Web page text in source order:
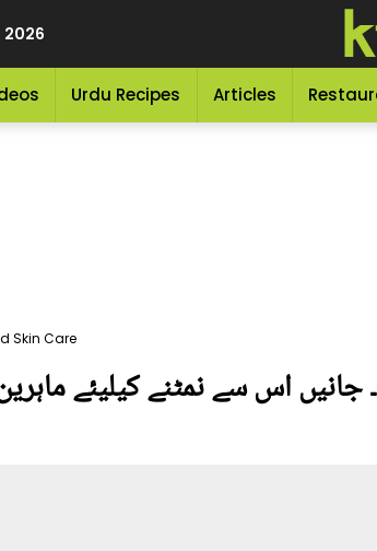
2026
Urdu Recipes Articles
Skin Care
اس سے نمٹنے کیلیئے